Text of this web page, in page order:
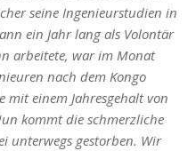
seine Ingenieurstudien in
ein Jahr lang als Volontär
arbeitete, war im Monat
nach dem Kongo
mit einem Jahresgehalt von
kommt die schmerzliche
unterwegs gestorben. Wir